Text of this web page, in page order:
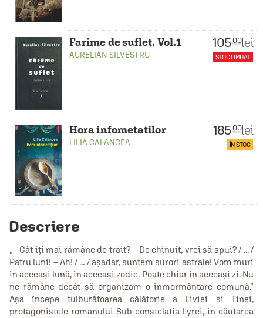
Farime de suflet. Vol.1
AURELIAN SILVESTRU
105.00lei
STOC LIMITAT
Hora infometatilor
LILIA CALANCEA
185.00lei
ÎN STOC
Descriere
„– Cât îți mai rămâne de trăit? – De chinuit, vrei să spui? / ... /
Patru luni! – Ah! / ... / așadar, suntem surori astrale! Vom muri
în aceeași lună, în aceeași zodie. Poate chiar în aceeași zi. Nu
ne rămâne decât să organizăm o înmormântare comună.”
Așa începe tulburătoarea călătorie a Liviei și Tinei,
protagonistele romanului Sub constelația Lyrei, în căutarea